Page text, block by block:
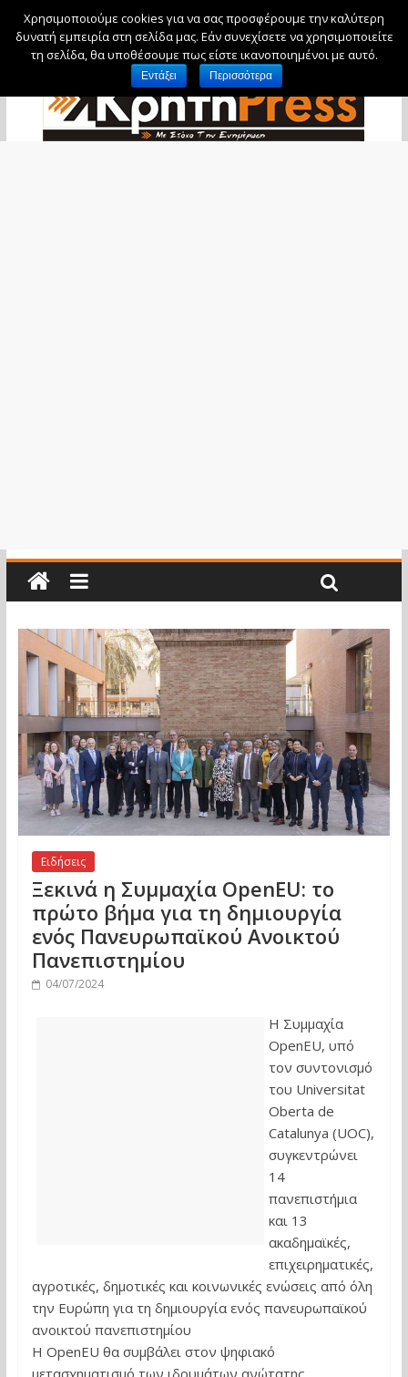
Σάββατο, 8 Αυγούστου, 2026
Ειδήσεις
Ξεκινά η Συμμαχία OpenEU: το
πρώτο βήμα για τη δημιουργία
ενός Πανευρωπαϊκού Ανοικτού
Πανεπιστημίου
04/07/2024
Η Συμμαχία
OpenEU, υπό
τον συντονισμό
του Universitat
Oberta de
Catalunya (UOC),
συγκεντρώνει
14
πανεπιστήμια
και 13
ακαδημαϊκές,
επιχειρηματικές,
αγροτικές, δημοτικές και κοινωνικές ενώσεις από όλη
την Ευρώπη για τη δημιουργία ενός πανευρωπαϊκού
ανοικτού πανεπιστημίου
Η OpenEU θα συμβάλει στον ψηφιακό
Χρησιμοποιούμε cookies για να σας προσφέρουμε την καλύτερη
δυνατή εμπειρία στη σελίδα μας. Εάν συνεχίσετε να χρησιμοποιείτε
τη σελίδα, θα υποθέσουμε πως είστε ικανοποιημένοι με αυτό.
Εντάξει Περισσότερα